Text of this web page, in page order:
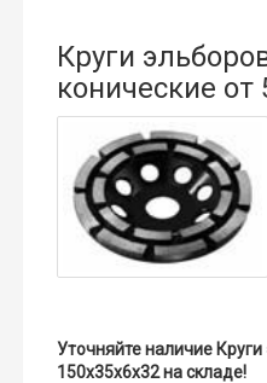
Круги
конические от
Уточняйте наличие
150х35х6х32 на складе!